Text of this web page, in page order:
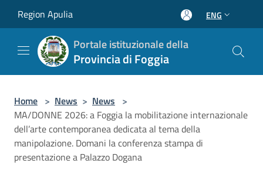
Region Apulia ENG
Portale istituzionale della
Provincia di Foggia
Home > News > News >
MA/DONNE 2026: a Foggia la mobilitazione internazionale
dell’arte contemporanea dedicata al tema della
manipolazione. Domani la conferenza stampa di
presentazione a Palazzo Dogana